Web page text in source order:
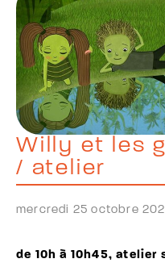
Willy et les
/ atelier
mercredi 25 octobre
de 10h à 10h45, atelier